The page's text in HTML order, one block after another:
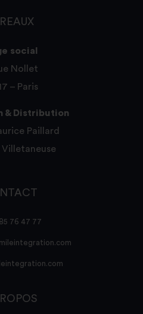
social
Nollet
– Paris
& Distribution
Paillard
76 47 77